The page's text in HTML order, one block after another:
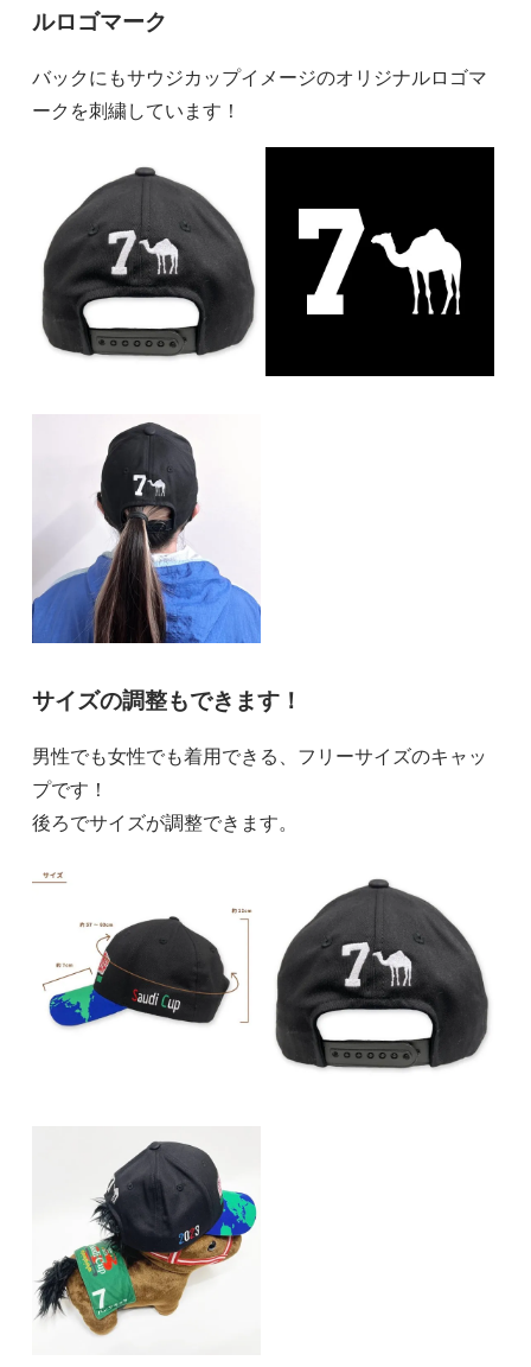
ルロゴマーク
バックにもサウジカップイメージのオリジナルロゴマ
ークを刺繍しています！
サイズの調整もできます！
男性でも女性でも着用できる、フリーサイズのキャッ
プです！
後ろでサイズが調整できます。